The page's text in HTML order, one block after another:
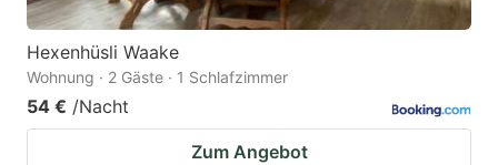
Hexenhüsli Waake
Wohnung · 2 Gäste · 1 Schlafzimmer
54 € /Nacht
Zum Angebot